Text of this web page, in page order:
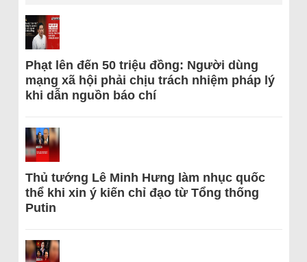
Phạt lên đến 50 triệu đồng: Người dùng
mạng xã hội phải chịu trách nhiệm pháp lý
khi dẫn nguồn báo chí
Thủ tướng Lê Minh Hưng làm nhục quốc
thể khi xin ý kiến chỉ đạo từ Tổng thống
Putin